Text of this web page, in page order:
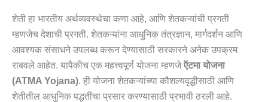
शेती हा भारतीय अर्थव्यवस्थेचा कणा आहे, आणि शेतकऱ्यांची प्रगती
म्हणजेच देशाची प्रगती. शेतकऱ्यांना आधुनिक तंत्रज्ञान, मार्गदर्शन आणि
आवश्यक संसाधने उपलब्ध करून देण्यासाठी सरकारने अनेक उपक्रम
राबवले आहेत. यापैकीच एक महत्त्वपूर्ण योजना म्हणजेऍटमा योजना
(ATMA Yojana). ही योजना शेतकऱ्यांच्या कौशल्यवृद्धीसाठी आणि
शेतीतील आधुनिक पद्धतींचा प्रसार करण्यासाठी प्रभावी ठरली आहे.